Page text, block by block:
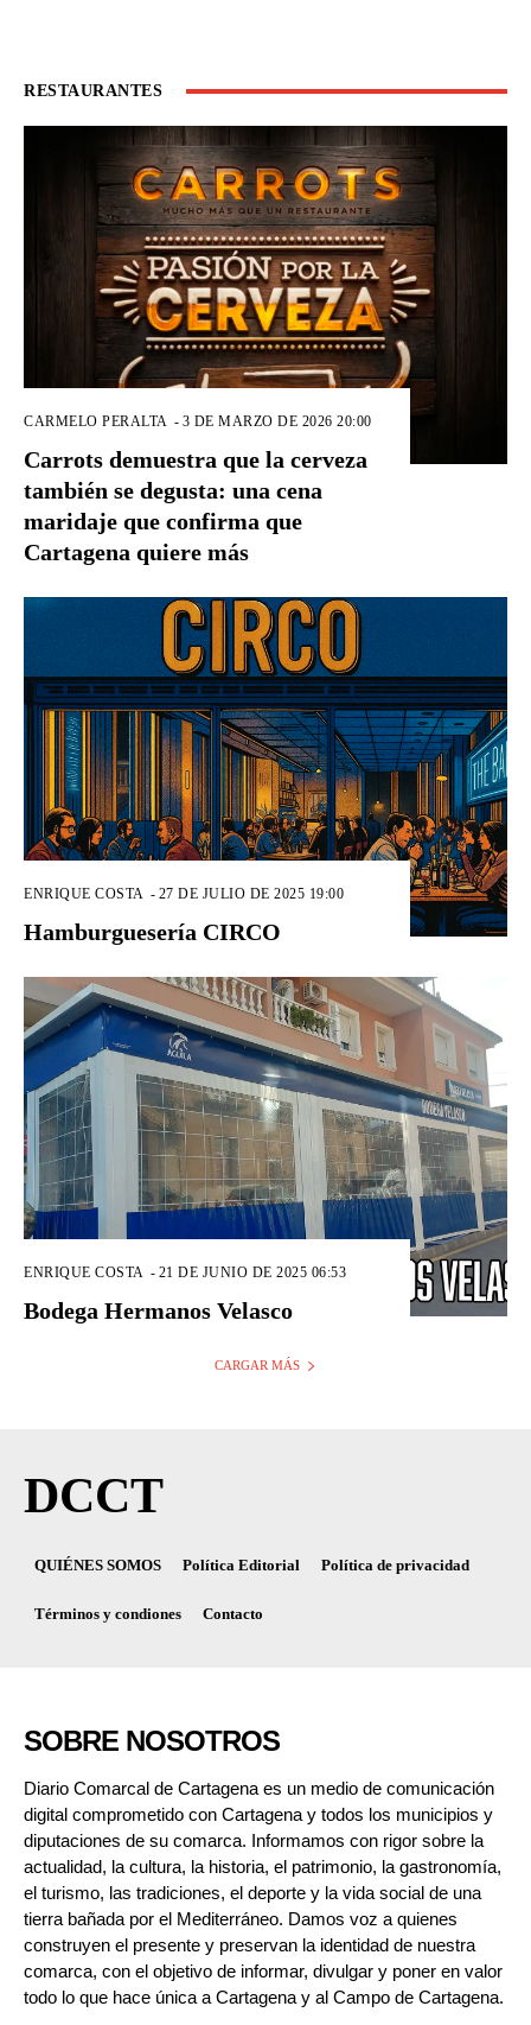
RESTAURANTES
CARMELO PERALTA - 3 DE MARZO DE 2026 20:00
Carrots demuestra que la cerveza
también se degusta: una cena
maridaje que confirma que
Cartagena quiere más
ENRIQUE COSTA - 27 DE JULIO DE 2025 19:00
Hamburguesería CIRCO
ENRIQUE COSTA - 21 DE JUNIO DE 2025 06:53
Bodega Hermanos Velasco
CARGAR MÁS
DCCT
QUIÉNES SOMOS Política Editorial Política de privacidad
Términos y condiones Contacto
SOBRE NOSOTROS
Diario Comarcal de Cartagena es un medio de comunicación
digital comprometido con Cartagena y todos los municipios y
diputaciones de su comarca. Informamos con rigor sobre la
actualidad, la cultura, la historia, el patrimonio, la gastronomía,
el turismo, las tradiciones, el deporte y la vida social de una
tierra bañada por el Mediterráneo. Damos voz a quienes
construyen el presente y preservan la identidad de nuestra
comarca, con el objetivo de informar, divulgar y poner en valor
todo lo que hace única a Cartagena y al Campo de Cartagena.